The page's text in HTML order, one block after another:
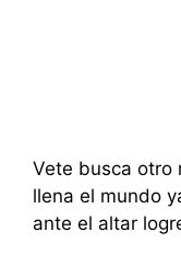
Vete busca otro
llena el mundo
ante el altar